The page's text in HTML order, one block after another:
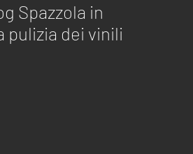
Spazzola in
pulizia dei vinili